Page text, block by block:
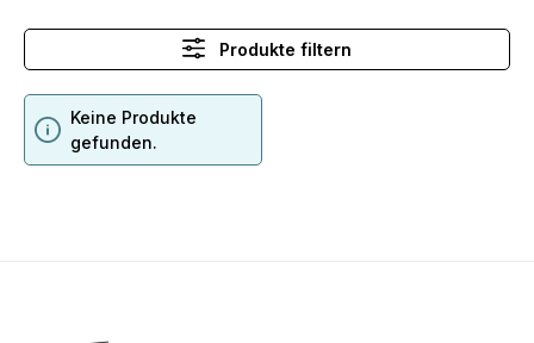
Produkte filtern
Keine Produkte
gefunden.